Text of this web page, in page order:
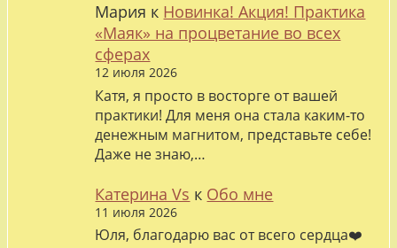
Мария к Новинка! Акция! Практика
«Маяк» на процветание во всех
сферах
12 июля 2026
Катя, я просто в восторге от вашей
практики! Для меня она стала каким-то
денежным магнитом, представьте себе!
Даже не знаю,…
Катерина Vs к Обо мне
11 июля 2026
Юля, благодарю вас от всего сердца❤️